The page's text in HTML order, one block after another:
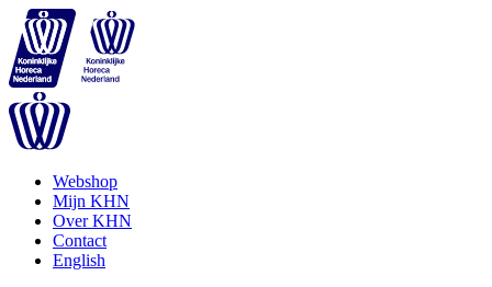
Webshop
Mijn KHN
Over KHN
Contact
English